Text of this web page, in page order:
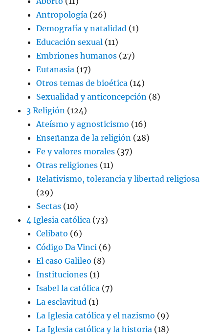
Antropología (26)
Demografía y natalidad (1)
Educación sexual (11)
Embriones humanos (27)
Eutanasia (17)
Otros temas de bioética (14)
Sexualidad y anticoncepción (8)
3 Religión (124)
Ateísmo y agnosticismo (16)
Enseñanza de la religión (28)
Fe y valores morales (37)
Otras religiones (11)
Relativismo, tolerancia y libertad religiosa
(29)
Sectas (10)
4 Iglesia católica (73)
Celibato (6)
Código Da Vinci (6)
El caso Galileo (8)
Instituciones (1)
Isabel la católica (7)
La esclavitud (1)
La Iglesia católica y el nazismo (9)
La Iglesia católica y la historia (18)